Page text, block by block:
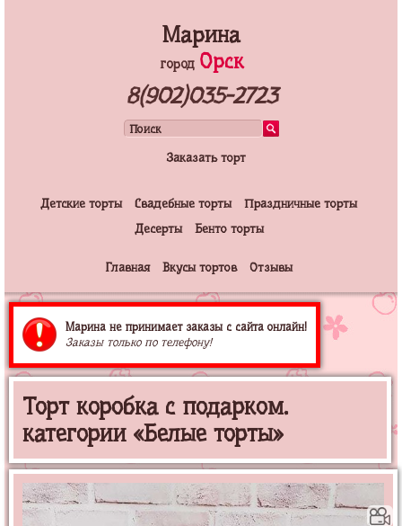
Марина
город Орск
8(902)035-2723
Заказать торт
Детские торты Свадебные торты
Праздничные торты
Десерты
Бенто торты
Главная Вкусы тортов Отзывы
Марина не принимает заказы с сайта онлайн!
Заказы только по телефону!
Торт коробка с подарком.
категории «Белые торты»